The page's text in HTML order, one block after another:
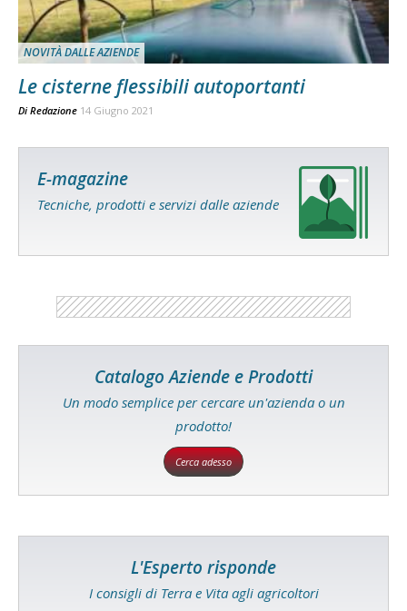
NOVITÀ DALLE AZIENDE
Le cisterne flessibili autoportanti
Di Redazione 14 Giugno 2021
E-magazine
Tecniche, prodotti e servizi dalle aziende
Catalogo Aziende e Prodotti
Un modo semplice per cercare un'azienda o un
prodotto!
Cerca adesso
L'Esperto risponde
I consigli di Terra e Vita agli agricoltori